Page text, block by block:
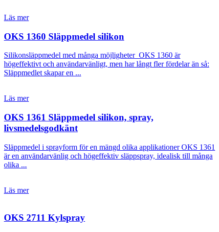
Läs mer
OKS 1360 Släppmedel silikon
Silikonsläppmedel med många möjligheter OKS 1360 är
högeffektivt och användarvänligt, men har långt fler fördelar än så:
Släppmedlet skapar en ...
Läs mer
OKS 1361 Släppmedel silikon, spray,
livsmedelsgodkänt
Släppmedel i sprayform för en mängd olika applikationer OKS 1361
är en användarvänlig och högeffektiv släppspray, idealisk till många
olika ...
Läs mer
OKS 2711 Kylspray